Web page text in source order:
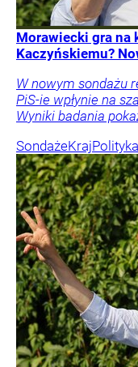
Morawiecki gra na
Kaczyńskiemu?
W nowym sondażu
PiS-ie wpłynie na
Wyniki badania
SondażeKrajPolityka